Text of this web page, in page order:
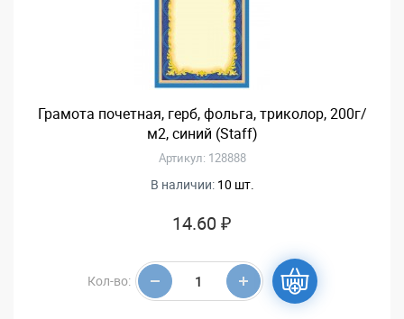
Грамота почетная, герб, фольга, триколор, 200г/
м2, синий (Staff)
Артикул: 128888
В наличии: 10 шт.
14.60 ₽
Кол-во: